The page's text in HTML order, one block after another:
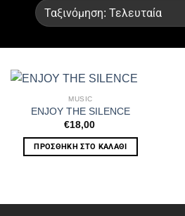
MUSIC
ENJOY THE SILENCE
€18,00
ΠΡΟΣΘΉΚΗ ΣΤΟ ΚΑΛΆΘΙ